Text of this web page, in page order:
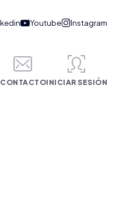
CONTACTOINICIAR SESIÓN